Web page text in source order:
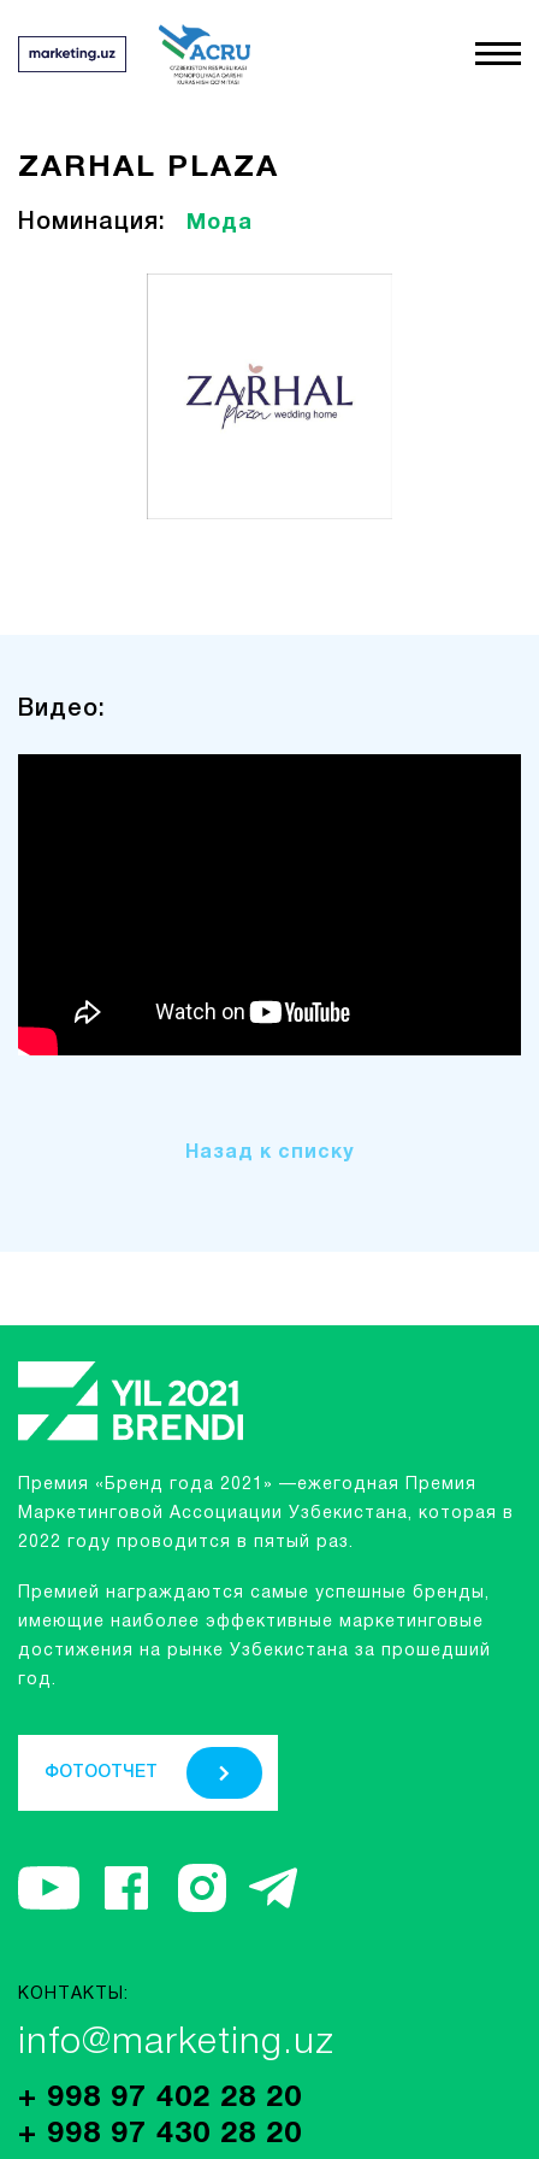
ZARHAL PLAZA
Номинация: Мода
Видео:
Назад к списку
Премия «Бренд года 2021» —ежегодная Премия
Маркетинговой Ассоциации Узбекистана, которая в
2022 году проводится в пятый раз.
Премией награждаются самые успешные бренды,
имеющие наиболее эффективные маркетинговые
достижения на рынке Узбекистана за прошедший
год.
ФОТООТЧЕТ
КОНТАКТЫ:
info@marketing.uz
+ 998 97 402 28 20
+ 998 97 430 28 20